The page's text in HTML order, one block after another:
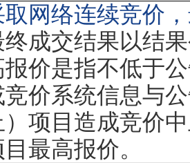
网络连续竞价
终成交结果以结
报价是指不低于
价系统信息与
）项目造成竞价
最高报价。